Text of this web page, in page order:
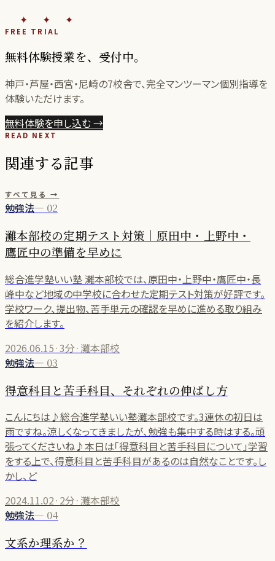
✦✦✦
FREE TRIAL
無料体験授業を、受付中。
神戸・芦屋・西宮・尼崎の7校舎で、完全マンツーマン個別指導を
体験いただけます。
無料体験を申し込む→
READ NEXT
関連する記事
すべて見る →
勉強法— 02
灘本部校の定期テスト対策｜原田中・上野中・
鷹匠中の準備を早めに
総合進学塾いい塾 灘本部校では、原田中・上野中・鷹匠中・長
峰中など地域の中学校に合わせた定期テスト対策が好評です。
学校ワーク、提出物、苦手単元の確認を早めに進める取り組み
を紹介します。
2026.06.15·3分· 灘本部校
勉強法— 03
得意科目と苦手科目、それぞれの伸ばし方
こんにちは♪総合進学塾いい塾灘本部校です。3連休の初日は
雨ですね。涼しくなってきましたが、勉強も集中する時はする。頑
張ってくださいね♪本日は「得意科目と苦手科目について」学習
をする上で、得意科目と苦手科目があるのは自然なことです。し
かし、ど
2024.11.02· 2分· 灘本部校
勉強法— 04
文系か理系か？